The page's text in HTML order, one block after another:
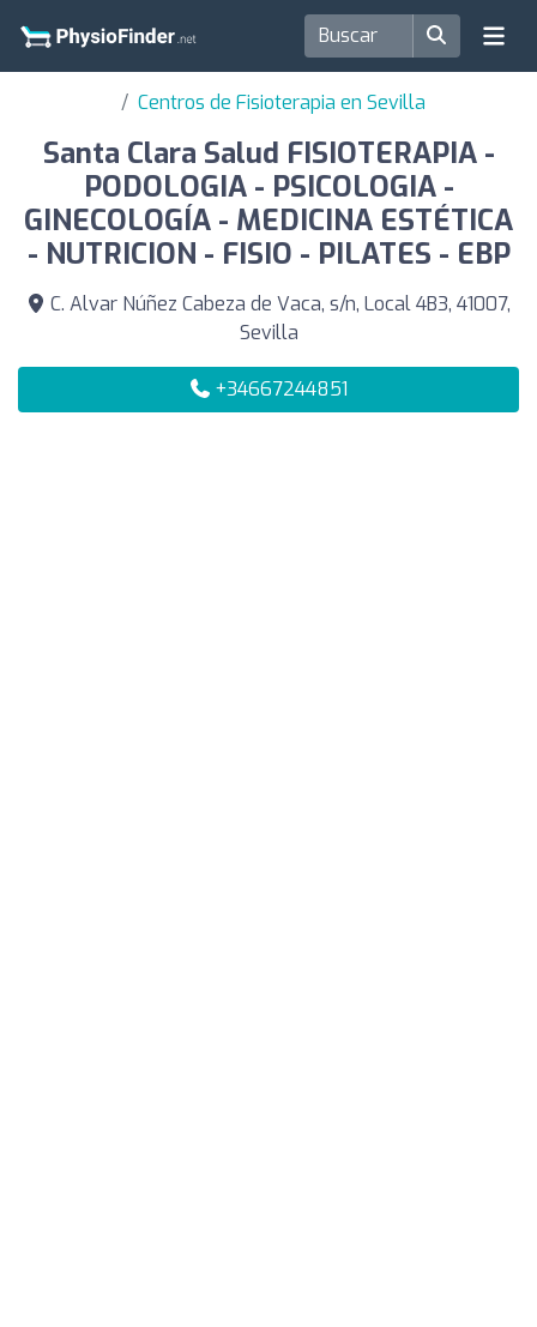
Centros de Fisioterapia en Sevilla
Santa Clara Salud FISIOTERAPIA -
PODOLOGIA - PSICOLOGIA -
GINECOLOGÍA - MEDICINA ESTÉTICA
- NUTRICION - FISIO - PILATES - EBP
C. Alvar Núñez Cabeza de Vaca, s/n, Local 4B3, 41007,
Sevilla
+34667244851